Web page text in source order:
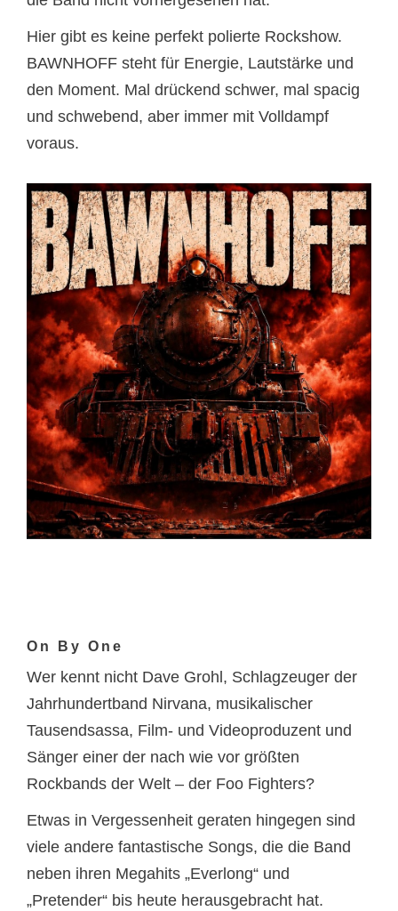
Hier gibt es keine perfekt polierte Rockshow.
BAWNHOFF steht für Energie, Lautstärke und
den Moment. Mal drückend schwer, mal spacig
und schwebend, aber immer mit Volldampf
voraus.
On By One
Wer kennt nicht Dave Grohl, Schlagzeuger der
Jahrhundertband Nirvana, musikalischer
Tausendsassa, Film- und Videoproduzent und
Sänger einer der nach wie vor größten
Rockbands der Welt – der Foo Fighters?
Etwas in Vergessenheit geraten hingegen sind
viele andere fantastische Songs, die die Band
neben ihren Megahits „Everlong“ und
„Pretender“ bis heute herausgebracht hat.